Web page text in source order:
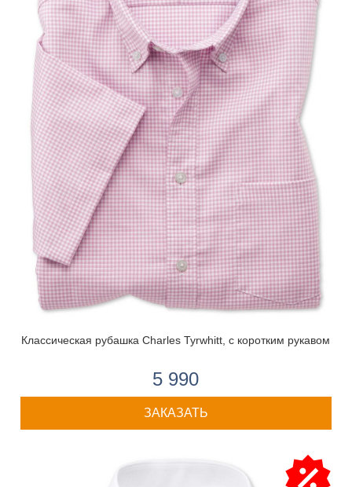
Классическая рубашка Charles Tyrwhitt, с коротким рукавом
5 990
ЗАКАЗАТЬ